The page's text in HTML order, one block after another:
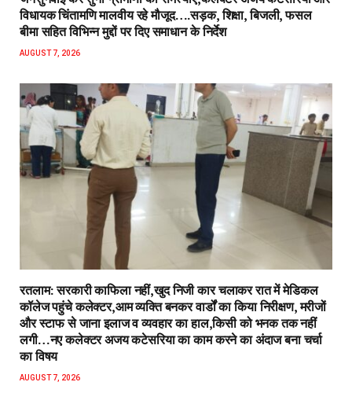
विधायक चिंतामणि मालवीय रहे मौजूद….सड़क, शिक्षा, बिजली, फसल
बीमा सहित विभिन्न मुद्दों पर दिए समाधान के निर्देश
AUGUST 7, 2026
रतलाम: सरकारी काफिला नहीं,खुद निजी कार चलाकर रात में मेडिकल
कॉलेज पहुंचे कलेक्टर,आम व्यक्ति बनकर वार्डों का किया निरीक्षण, मरीजों
और स्टाफ से जाना इलाज व व्यवहार का हाल,किसी को भनक तक नहीं
लगी…नए कलेक्टर अजय कटेसरिया का काम करने का अंदाज बना चर्चा
का विषय
AUGUST 7, 2026